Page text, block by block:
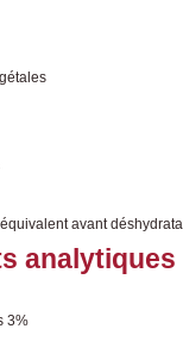
avant
analytiques
3%